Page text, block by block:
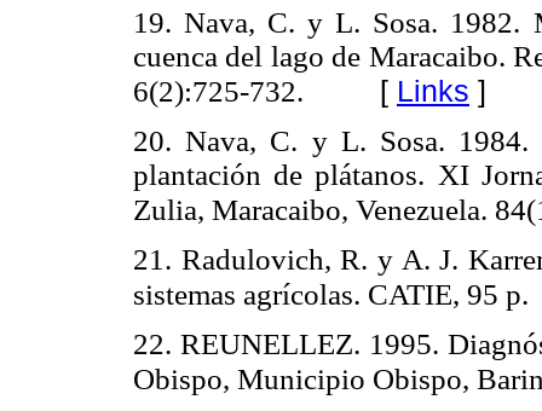
19. Nava, C. y L. Sosa. 1982.
cuenca del lago de Maracaibo.
6(2):725-732. [ Links ]
20. Nava, C. y L. Sosa. 1984.
plantación de plátanos. XI
Zulia, Maracaibo, Venezuela.
21. Radulovich, R. y A. J.
sistemas agrícolas. CATIE, 95 p.
22. REUNELLEZ. 1995.
Obispo, Municipio Obispo,